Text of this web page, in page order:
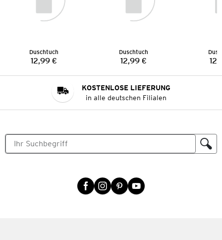
Duschtuch
Preis:
12,99 €
Duschtuch
Preis:
12,99 €
KOSTENLOSE LIEFERUNG
in alle deutschen Filialen